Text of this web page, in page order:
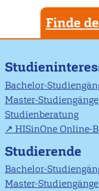
Finde
Bachelor-
Master-Studiengänge
Studienberatung
HISinOne Online-
Studierende
Bachelor-
Master-Studiengänge